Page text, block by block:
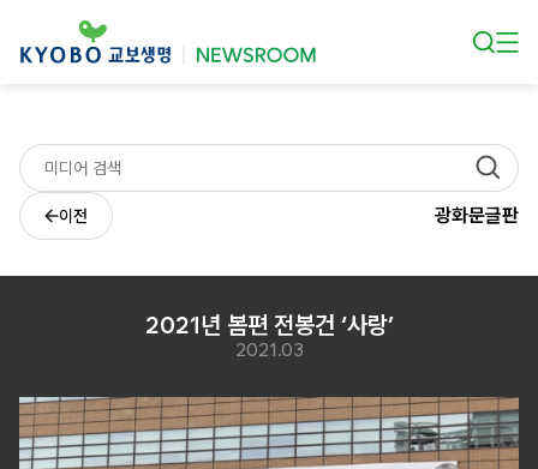
이전 광화문글판
2021년 봄편 전봉건 ‘사랑’
2021.03